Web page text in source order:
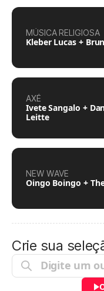
MÚSICA RELIGIOSA
Kleber Lucas +
AXÉ
Ivete Sangalo +
Leitte
NEW WAVE
Oingo Boingo +
Crie sua